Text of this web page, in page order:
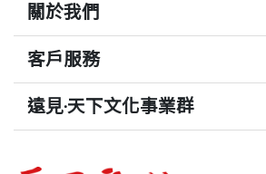
關於我們
客戶服務
遠見‧天下文化事業群